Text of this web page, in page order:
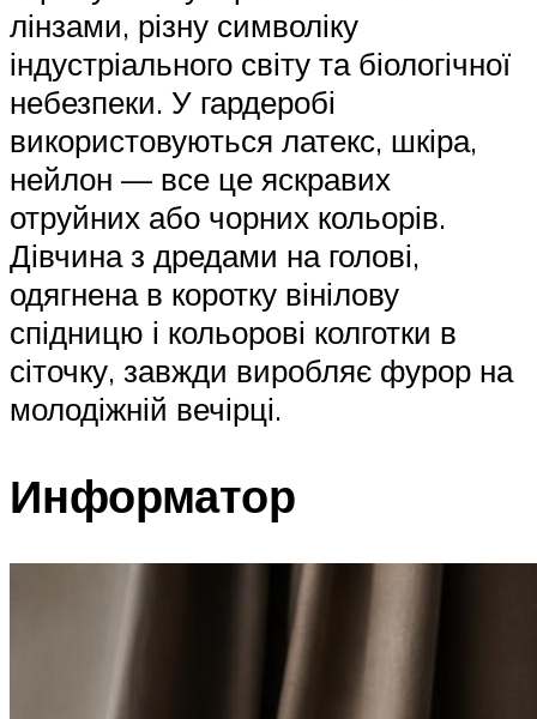
лінзами, різну символіку
індустріального світу та біологічної
небезпеки. У гардеробі
використовуються латекс, шкіра,
нейлон — все це яскравих
отруйних або чорних кольорів.
Дівчина з дредами на голові,
одягнена в коротку вінілову
спідницю і кольорові колготки в
сіточку, завжди виробляє фурор на
молодіжній вечірці.
Информатор